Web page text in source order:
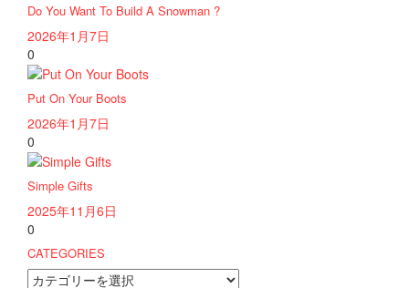
Do You Want To Build A Snowman ?
2026年1月7日
0
Put On Your Boots
2026年1月7日
0
Simple Gifts
2025年11月6日
0
CATEGORIES
CATEGORIES